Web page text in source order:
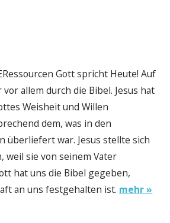
Gott spricht Heute! Auf
allem durch die Bibel. Jesus hat
Weisheit und Willen
dem, was in den
überliefert war. Jesus stellte sich
weil sie von seinem Vater
hat uns die Bibel gegeben,
an uns festgehalten ist. mehr »